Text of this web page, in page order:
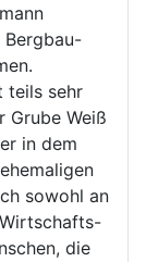
teils sehr
Grube Weiß
in dem
sowohl an
die